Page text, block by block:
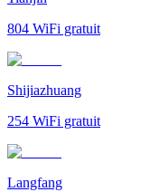
804 WiFi gratuit
Shijiazhuang
254 WiFi gratuit
Langfang